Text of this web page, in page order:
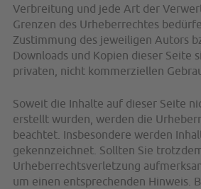
Verbreitung und jede Art der
Grenzen des Urheberrechtes
Zustimmung des jeweiligen Autors
Downloads und Kopien dieser Seite
privaten, nicht kommerziellen
Soweit die Inhalte auf dieser Seite
erstellt wurden, werden die
beachtet. Insbesondere werden
gekennzeichnet. Sollten Sie
Urheberrechtsverletzung
um einen entsprechenden Hinweis.